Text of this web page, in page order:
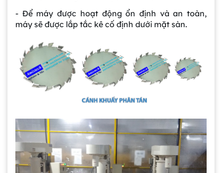
- Để máy được hoạt động ổn định và an toàn,
máy sẽ được lắp tắc kê cố định dưới mặt sàn.